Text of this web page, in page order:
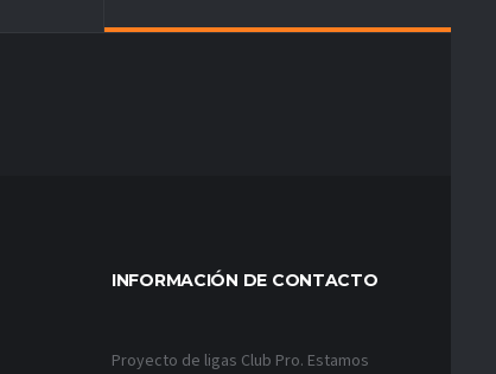
INFORMACIÓN DE CONTACTO
Proyecto de ligas Club Pro. Estamos